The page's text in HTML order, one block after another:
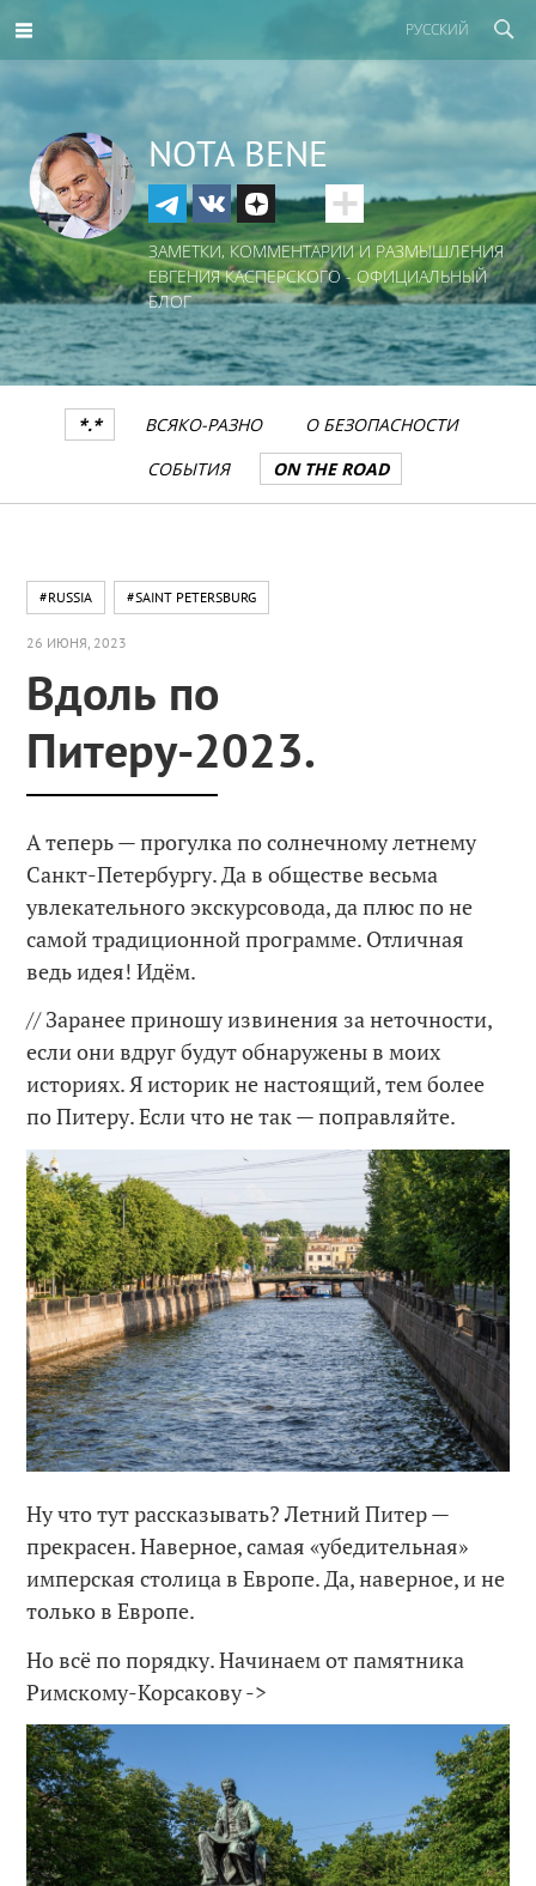
РУССКИЙ
NOTA BENE
ЗАМЕТКИ, КОММЕНТАРИИ И РАЗМЫШЛЕНИЯ
ЕВГЕНИЯ КАСПЕРСКОГО - ОФИЦИАЛЬНЫЙ
БЛОГ
*.* ВСЯКО-РАЗНО
О БЕЗОПАСНОСТИ
СОБЫТИЯ
ON THE ROAD
#RUSSIA #SAINT PETERSBURG
26 ИЮНЯ, 2023
Вдоль по
Питеру-2023.
А теперь — прогулка по солнечному летнему
Санкт-Петербургу. Да в обществе весьма
увлекательного экскурсовода, да плюс по не
самой традиционной программе. Отличная
ведь идея! Идём.
// Заранее приношу извинения за неточности,
если они вдруг будут обнаружены в моих
историях. Я историк не настоящий, тем более
по Питеру. Если что не так — поправляйте.
Ну что тут рассказывать? Летний Питер —
прекрасен. Наверное, самая «убедительная»
имперская столица в Европе. Да, наверное, и не
только в Европе.
Но всё по порядку. Начинаем от памятника
Римскому-Корсакову ->